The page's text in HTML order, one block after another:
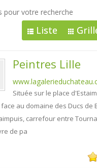
pour votre recherche
Liste
Peintres Lille
Située sur le place
au domaine des Ducs de
carrefour entre
de pa